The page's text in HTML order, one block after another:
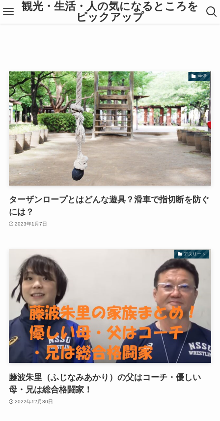
観光・生活・人の気になるところを
ピックアップ
生活
ターザンロープとはどんな遊具？滑車で指切断を防ぐ
には？
2023年1月7日
アスリート
藤波朱里（ふじなみあかり）の父はコーチ・優しい
母・兄は総合格闘家！
2022年12月30日